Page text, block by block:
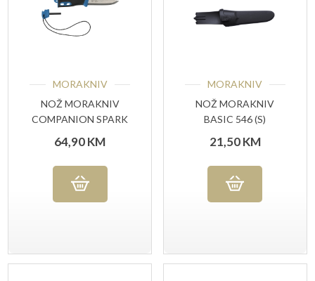
MORAKNIV
NOŽ MORAKNIV
COMPANION SPARK
BLUE (S)
64,90KM
MORAKNIV
NOŽ MORAKNIV
BASIC 546 (S)
21,50KM